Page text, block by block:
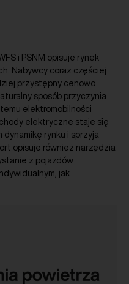
i PSNM opisuje rynek
Nabywcy coraz częściej
przystępny cenowo
sposób przyczynia
elektromobilności
elektryczne staje się
dynamikę rynku i sprzyja
opisuje również narzędzia
z pojazdów
jak